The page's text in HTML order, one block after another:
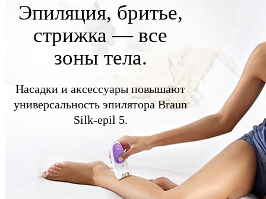
Эпиляция, бритье,
стрижка — все
зоны тела.
Насадки и аксессуары повышают
универсальность эпилятора Braun
Silk-epil 5.